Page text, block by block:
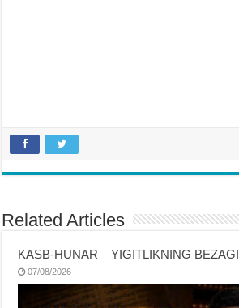
Related Articles
KASB-HUNAR – YIGITLIKNING BEZAGI
07/08/2026